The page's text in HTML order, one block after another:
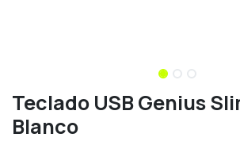
Teclado USB Genius
Blanco